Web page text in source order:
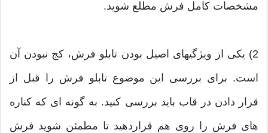
مشخصات کامل فرش مطلع شوید.
2) یکی از ویژگیهای اصیل بودن تابلو فرش، کج نبودن آن
است. برای بررسی این موضوع تابلو فرش را قبل از
قرار دادن در قاب باید بررسی کنید. به گونه ای که کناره
های فرش را روی هم قراردهید تا مطمئن شوید فرش